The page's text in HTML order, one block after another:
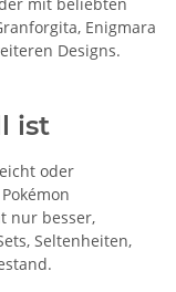
Enigmara
Designs.
ist
oder
nur besser,
Seltenheiten,